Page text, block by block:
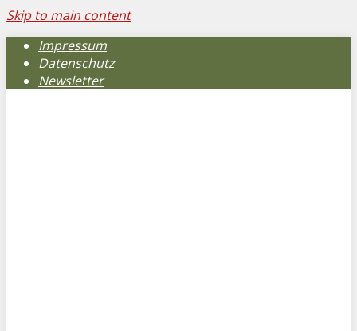
Skip to main content
Impressum
Datenschutz
Newsletter